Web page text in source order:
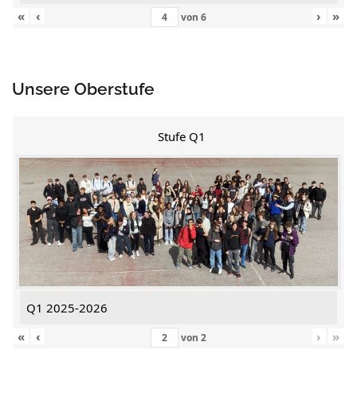
«
‹ von 6 › »
Unsere Oberstufe
Stufe Q1
Q1 2025-2026
«
‹ von 2 › »